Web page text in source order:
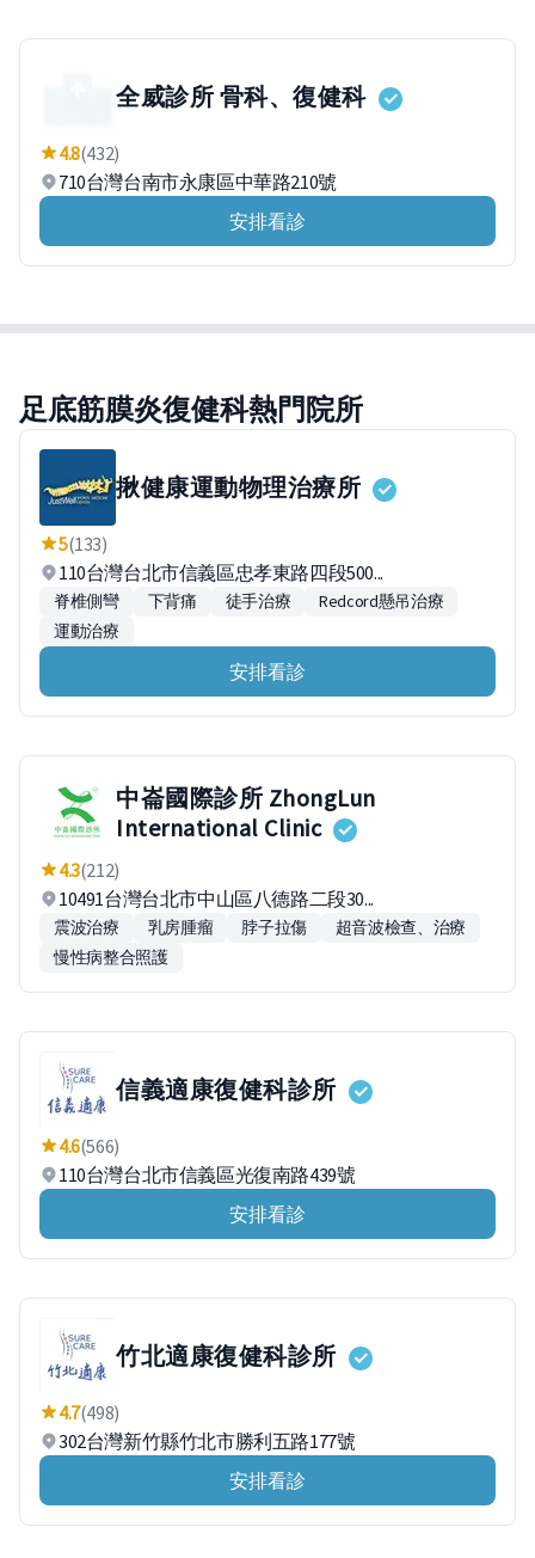
全威診所 骨科、復健科
4.8(432)
710台灣台南市永康區中華路210號
安排看診
足底筋膜炎復健科熱門院所
揪健康運動物理治療所
5(133)
110台灣台北市信義區忠孝東路四段500...
脊椎側彎 下背痛 徒手治療
Redcord懸吊治療
運動治療
安排看診
中崙國際診所 ZhongLun
International Clinic
4.3(212)
10491台灣台北市中山區八德路二段30...
震波治療 乳房腫瘤 脖子拉傷
超音波檢查、治療
慢性病整合照護
信義適康復健科診所
4.6(566)
110台灣台北市信義區光復南路439號
安排看診
竹北適康復健科診所
4.7(498)
302台灣新竹縣竹北市勝利五路177號
安排看診